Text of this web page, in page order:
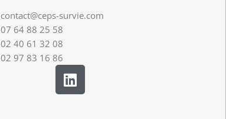
contact@ceps-survie.com
07 64 88 25 58
02 40 61 32 08
02 97 83 16 86
L
i
n